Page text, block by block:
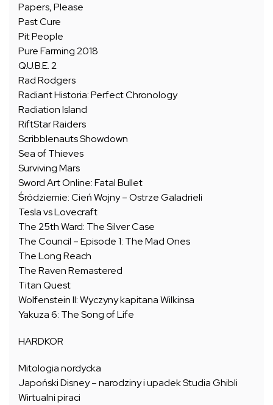
Papers, Please
Past Cure
Pit People
Pure Farming 2018
Q.U.B.E. 2
Rad Rodgers
Radiant Historia: Perfect Chronology
Radiation Island
RiftStar Raiders
Scribblenauts Showdown
Sea of Thieves
Surviving Mars
Sword Art Online: Fatal Bullet
Śródziemie: Cień Wojny – Ostrze Galadrieli
Tesla vs Lovecraft
The 25th Ward: The Silver Case
The Council – Episode 1: The Mad Ones
The Long Reach
The Raven Remastered
Titan Quest
Wolfenstein II: Wyczyny kapitana Wilkinsa
Yakuza 6: The Song of Life
HARDKOR
Mitologia nordycka
Japoński Disney – narodziny i upadek Studia Ghibli
Wirtualni piraci